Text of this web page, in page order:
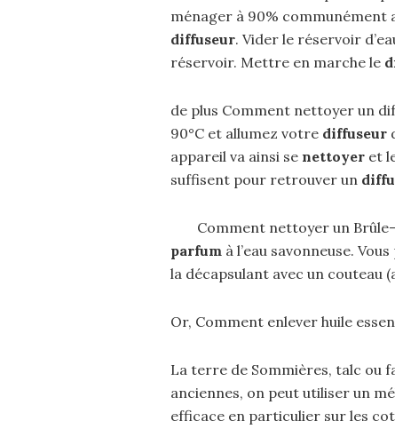
ménager à 90%
diffuseur. Vider le réservoir
réservoir. Mettre en marche le
de plus Comment nettoyer un
90°C et allumez votre diffuseur
appareil va ainsi se nettoyer et
suffisent pour retrouver un
Comment nettoyer un
parfum à l’eau savonneuse.
la décapsulant avec un couteau
Or, Comment enlever huile
La terre de Sommières, talc ou
anciennes, on peut utiliser un
efficace en particulier sur les